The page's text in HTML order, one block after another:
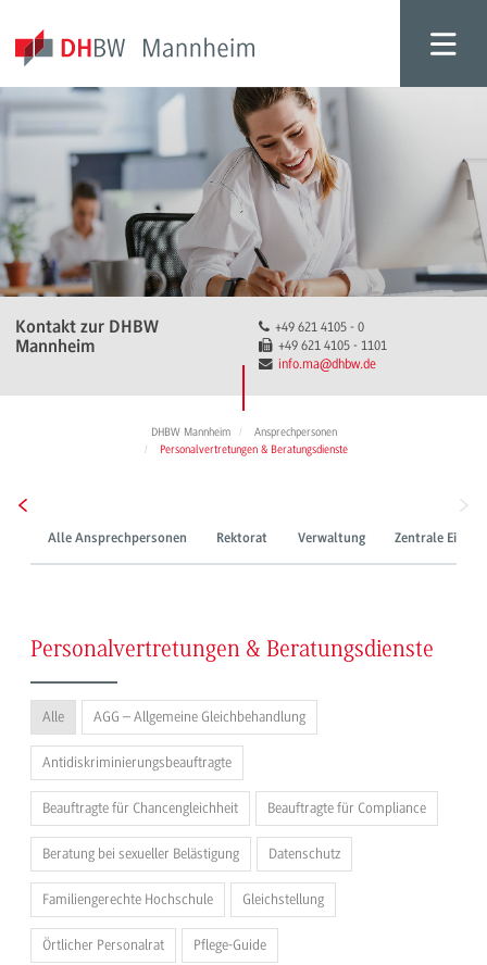
Kontakt zur DHBW
Mannheim
+49 621 4105 - 0
+49 621 4105 - 1101
info.ma@dhbw.de
DHBW Mannheim
Ansprechpersonen
Personalvertretungen & Beratungsdienste
Alle Ansprechpersonen Rektorat Verwaltung Zentrale
Personalvertretungen & Beratungsdienste
Alle AGG – Allgemeine Gleichbehandlung
Antidiskriminierungsbeauftragte
Beauftragte für Chancengleichheit Beauftragte für Compliance
Beratung bei sexueller Belästigung Datenschutz
Familiengerechte Hochschule Gleichstellung
Örtlicher Personalrat Pflege-Guide